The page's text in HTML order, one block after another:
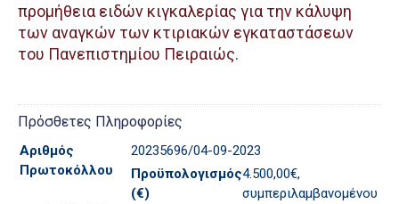
προμήθεια ειδών κιγκαλερίας για την κάλυψη
των αναγκών των κτιριακών εγκαταστάσεων
του Πανεπιστημίου Πειραιώς.
Πρόσθετες Πληροφορίες
Αριθμός
Πρωτοκόλλου
20235696/04-09-2023
Προϋπολογισμός
(€)
4.500,00€,
συμπεριλαμβανομένου